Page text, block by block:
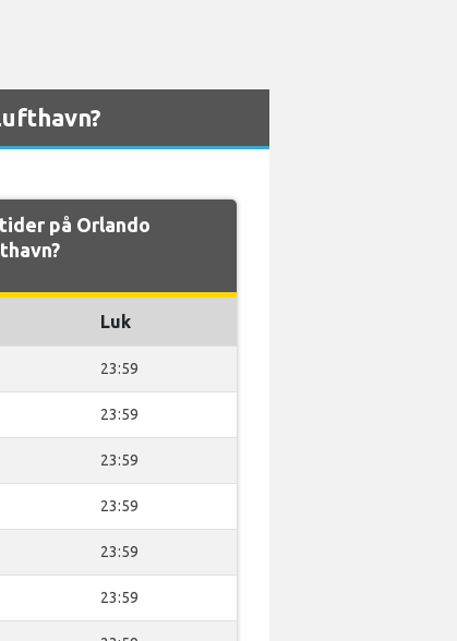
på Orlando
Luk
23:59
23:59
23:59
23:59
23:59
23:59